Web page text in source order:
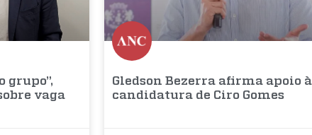
grupo”,
vaga
Gledson Bezerra afirma apoio
candidatura de Ciro Gomes